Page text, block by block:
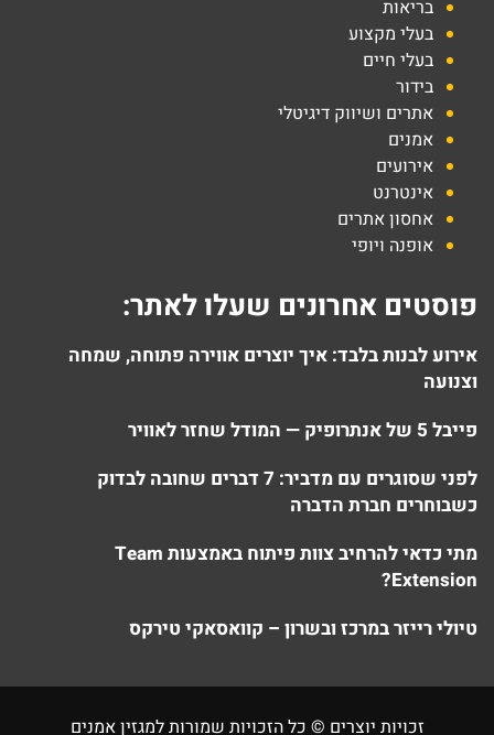
בריאות
בעלי מקצוע
בעלי חיים
בידור
אתרים ושיווק דיגיטלי
אמנים
אירועים
אינטרנט
אחסון אתרים
אופנה ויופי
פוסטים אחרונים שעלו לאתר:
אירוע לבנות בלבד: איך יוצרים אווירה פתוחה, שמחה
וצנועה
פייבל 5 של אנתרופיק — המודל שחזר לאוויר
לפני שסוגרים עם מדביר: 7 דברים שחובה לבדוק
כשבוחרים חברת הדברה
מתי כדאי להרחיב צוות פיתוח באמצעות Team
Extension?
טיולי רייזר במרכז ובשרון – קוואסאקי טירקס
זכויות יוצרים © כל הזכויות שמורות למגזין אמנים